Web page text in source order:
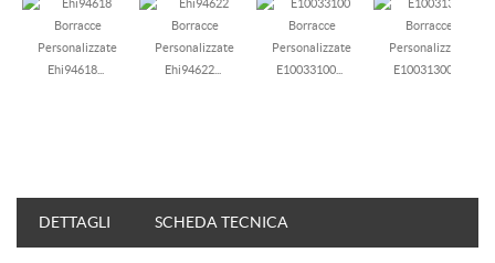
Ehi94618... Ehi94622... E10033100... E10031300...
DETTAGLI SCHEDA TECNICA